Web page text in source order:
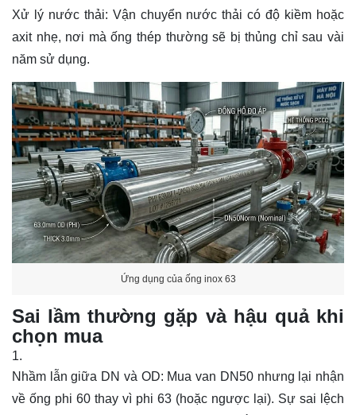
Xử lý nước thải: Vận chuyển nước thải có độ kiềm hoặc
axit nhẹ, nơi mà ống thép thường sẽ bị thủng chỉ sau vài
năm sử dụng.
Ứng dụng của ống inox 63
Sai lầm thường gặp và hậu quả khi
chọn mua
Nhầm lẫn giữa DN và OD: Mua van DN50 nhưng lại nhận
về ống phi 60 thay vì phi 63 (hoặc ngược lại). Sự sai lệch